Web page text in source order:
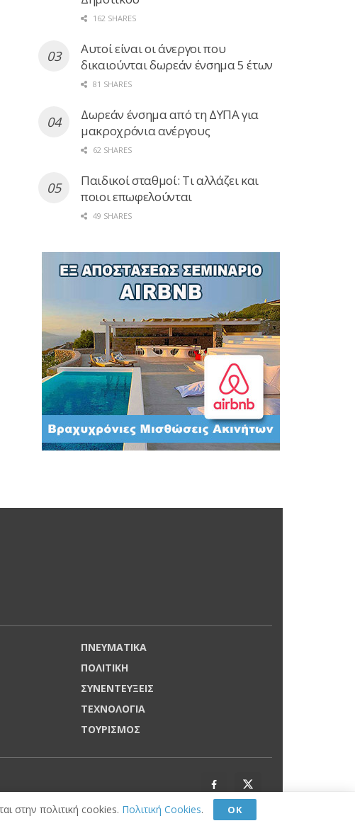
162 SHARES
Αυτοί είναι οι άνεργοι που
δικαιούνται δωρεάν ένσημα 5 έτων
81 SHARES
Δωρεάν ένσημα από τη ΔΥΠΑ για
μακροχρόνια ανέργους
62 SHARES
Παιδικοί σταθμοί: Τι αλλάζει και
ποιοι επωφελούνται
49 SHARES
ΠΝΕΥΜΑΤΙΚΑ
ΠΟΛΙΤΙΚΗ
ΣΥΝΕΝΤΕΥΞΕΙΣ
ΤΕΧΝΟΛΟΓΙΑ
ΤΟΥΡΙΣΜΟΣ
στην πολιτική cookies. Πολιτική Cookies. ΟΚ